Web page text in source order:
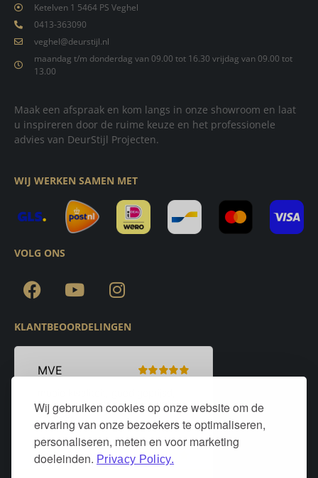
Wij gebruiken cookies op onze website om de
ervaring van onze bezoekers te optimaliseren,
personaliseren, meten en voor marketing
doeleinden. Privacy Policy.
Ketelven 1 5464 PS Veghel
0413-363090
veghel@deurstijl.nl
maandag t/m donderdag van 09.00 tot 16.30 vrijdag van 09.00 tot
13.00
Maak een afspraak en kom langs in onze showroom en laat
u inspireren door de ruime keuze en het professionele
advies van DeurStijl Projecten.
WIJ WERKEN SAMEN MET
VOLG ONS
KLANTBEOORDELINGEN